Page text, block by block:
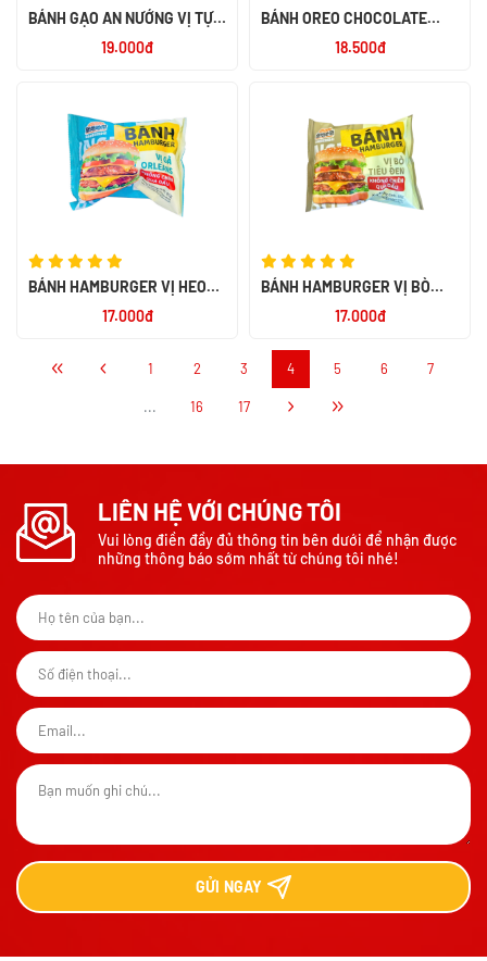
BÁNH GẠO AN NƯỚNG VỊ TỰ
19.000đ
BÁNH OREO CHOCOLATE
18.500đ
BÁNH HAMBURGER VỊ HEO
17.000đ
BÁNH HAMBURGER VỊ BÒ
17.000đ
1 2 3 4 5 6 7
... 16 17
LIÊN HỆ VỚI CHÚNG TÔI
Vui lòng điền đầy đủ thông tin bên dưới để nhận được
những thông báo sớm nhất từ chúng tôi nhé!
GỬI NGAY